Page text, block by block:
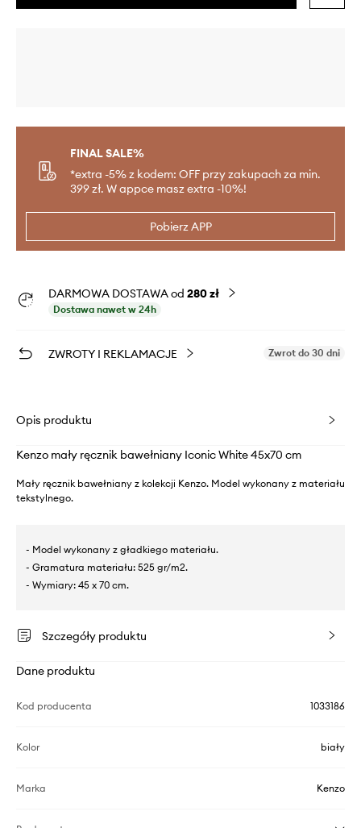
FINAL SALE%
*extra -5% z kodem: OFF przy zakupach za min.
399 zł. W appce masz extra -10%!
Pobierz APP
DARMOWA DOSTAWA od 280 zł
Dostawa nawet w 24h
ZWROTY I REKLAMACJE Zwrot do 30 dni
Opis produktu
Kenzo mały ręcznik bawełniany Iconic White 45x70 cm
Mały ręcznik bawełniany z kolekcji Kenzo. Model wykonany z materiału
tekstylnego.
- Model wykonany z gładkiego materiału.
- Gramatura materiału: 525 gr/m2.
- Wymiary: 45 x 70 cm.
Szczegóły produktu
Dane produktu
Kod producenta 1033186
Kolor biały
Marka Kenzo